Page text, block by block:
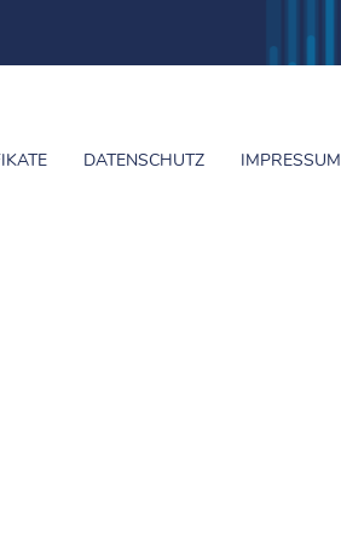
IMPRESSUM
DATENSCHUTZ